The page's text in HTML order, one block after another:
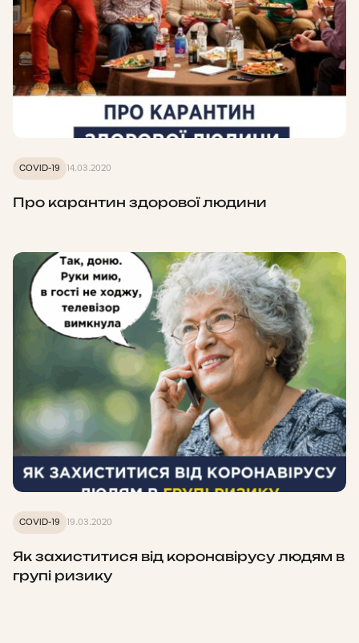
COVID-19 14.03.2020
Про карантин здорової людини
COVID-19 19.03.2020
Як захиститися від коронавірусу людям в
групі ризику